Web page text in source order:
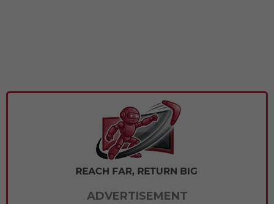
ADVERTISEMENT